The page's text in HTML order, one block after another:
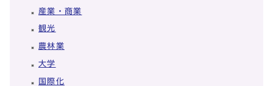
産業・商業
観光
農林業
大学
国際化